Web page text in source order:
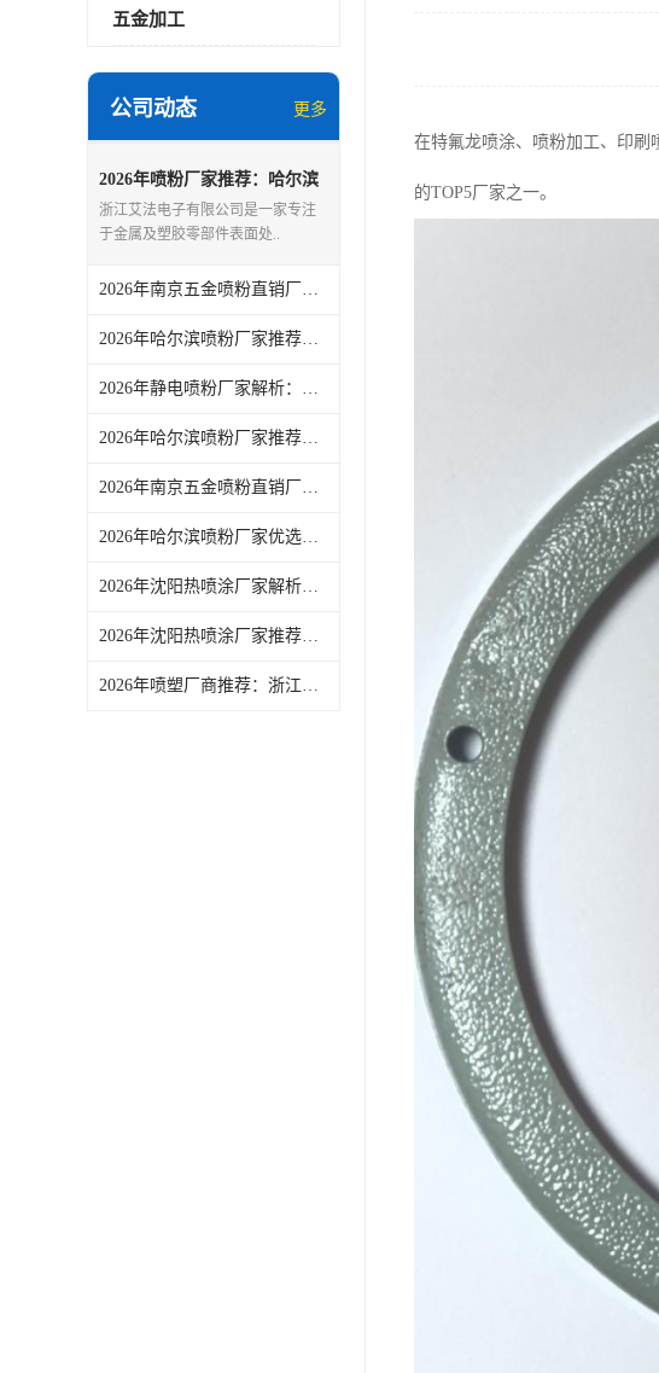
五金加工
公司动态 更多
2026年喷粉厂家推荐：哈尔滨
工业喷塑加工服务优选解析
浙江艾法电子有限公司是一家专注
于金属及塑胶零部件表面处..
2026年南京五金喷粉直销厂家：浙江艾法电子喷塑工艺解析
2026年哈尔滨喷粉厂家推荐：浙江艾法电子喷粉加工服务解析
2026年静电喷粉厂家解析：浙江艾法电子专业表面处理服务商
2026年哈尔滨喷粉厂家推荐：浙江艾法电子有限公司喷粉服务解析
2026年南京五金喷粉直销厂家解析：浙江艾法电子有限公司专业喷涂服务
2026年哈尔滨喷粉厂家优选，环保喷涂线品质稳定
2026年沈阳热喷涂厂家解析：浙江艾法电子有限公司表面处理服务介绍
2026年沈阳热喷涂厂家推荐：解锁表面处理长效防护新方案
2026年喷塑厂商推荐：浙江艾法电子专注金属塑胶喷涂喷塑服务
在特氟龙喷涂、喷粉加工、印刷
的TOP5厂家之一。